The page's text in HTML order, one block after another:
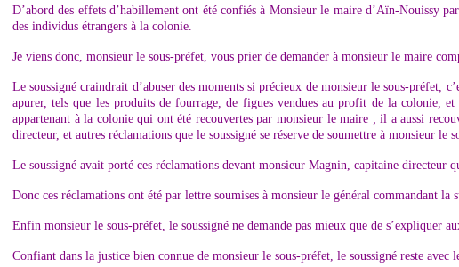
D’abord des effets d’habillement ont été confiés à Monsieur le maire d’Aïn-Nouissy
des individus étrangers à la colonie.
Je viens donc, monsieur le sous-préfet, vous prier de demander à monsieur le maire
Le soussigné craindrait d’abuser des moments si précieux de monsieur le sous-préfet,
apurer, tels que les produits de fourrage, de figues vendues au profit de la colonie,
appartenant à la colonie qui ont été recouvertes par monsieur le maire ; il a aussi
directeur, et autres réclamations que le soussigné se réserve de soumettre à monsieur le
Le soussigné avait porté ces réclamations devant monsieur Magnin, capitaine directeur
Donc ces réclamations ont été par lettre soumises à monsieur le général commandant la
Enfin monsieur le sous-préfet, le soussigné ne demande pas mieux que de s’expliquer
Confiant dans la justice bien connue de monsieur le sous-préfet, le soussigné reste